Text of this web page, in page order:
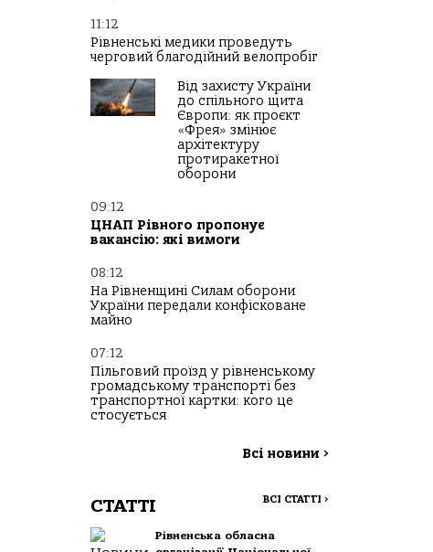
11:12
Рівненські медики проведуть
черговий благодійний велопробіг
Від захисту України
до спільного щита
Європи: як проєкт
«Фрея» змінює
архітектуру
протиракетної
оборони
09:12
ЦНАП Рівного пропонує
вакансію: які вимоги
08:12
На Рівненщині Силам оборони
України передали конфісковане
майно
07:12
Пільговий проїзд у рівненському
громадському транспорті без
транспортної картки: кого це
стосується
Всі новини >
СТАТТІ ВСІ СТАТТІ >
Рівненська обласна